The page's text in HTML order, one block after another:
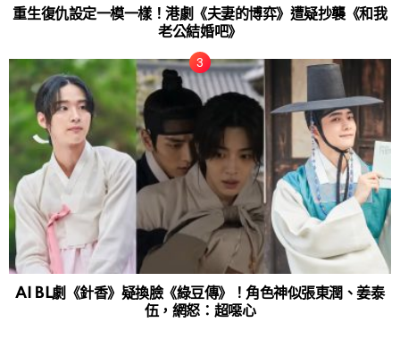
重生復仇設定一模一樣！港劇《夫妻的博弈》遭疑抄襲《和我
老公結婚吧》
AI BL劇《針香》疑換臉《綠豆傳》！角色神似張東潤、姜泰
伍，網怒：超噁心